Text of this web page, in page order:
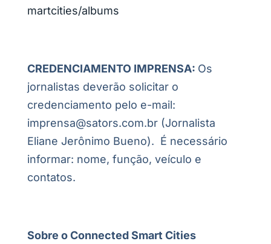
martcities/albums
CREDENCIAMENTO IMPRENSA: Os
jornalistas deverão solicitar o
credenciamento pelo e-mail:
imprensa@sators.com.br (Jornalista
Eliane Jerônimo Bueno). É necessário
informar: nome, função, veículo e
contatos.
Sobre o Connected Smart Cities